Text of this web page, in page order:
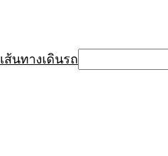
เส้นทางเดินรถ